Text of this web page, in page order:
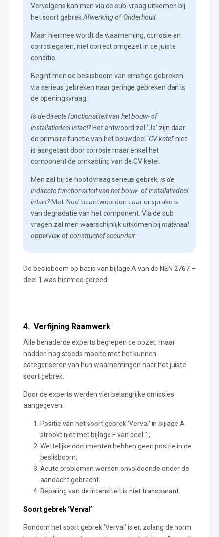
Vervolgens kan men via de sub-vraag uitkomen bij
het soort gebrekAfwerkingof Onderhoud.
Maar hiermee wordt de waarneming, corrosie en
corrosiegaten, niet correct omgezet in de juiste
conditie.
Begint men de beslisboom van ernstige gebreken
via serieus gebreken naar geringe gebreken dan is
de openingsvraag:
Is de directe functionaliteit van het bouw- of
installatiedeel intact? Het antwoord zal ‘Ja’ zijn daar
de primaire functie van het bouwdeel ‘CV ketel’ niet
is aangetast door corrosie maar enkel het
component de omkasting van de CV ketel.
Men zal bij de hoofdvraag serieus gebrek, is de
indirecte functionaliteit van het bouw- of installatiedeel
intact?Met ‘Nee’ beantwoorden daar er sprake is
van degradatie van het component. Via de sub
vragen zal men waarschijnlijk uitkomen bij materiaal
oppervlakofconstructief secundair.
De beslisboom op basis van bijlage A van de NEN 2767 –
deel 1 was hiermee gereed.
4. Verfijning Raamwerk
Alle benaderde experts begrepen de opzet, maar
hadden nog steeds moeite met het kunnen
categoriseren van hun waarnemingen naar het juiste
soort gebrek.
Door de experts werden vier belangrijke omissies
aangegeven:
Positie van het soort gebrek ‘Verval’ in bijlage A
strookt niet met bijlage F van deel 1;
Wettelijke documenten hebben geen positie in de
beslisboom;
Acute problemen worden onvoldoende onder de
aandacht gebracht.
Bepaling van de intensiteit is niet transparant.
Soort gebrek ‘Verval’
Rondom het soort gebrek ‘Verval’ is er, zolang de norm